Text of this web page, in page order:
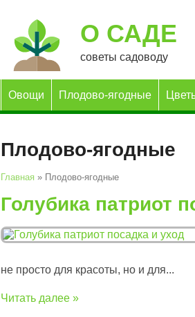
О САДЕ
советы садоводу
Плодово-ягодные
Главная » Плодово-ягодные
Голубика патриот
не просто для красоты, но и для...
Читать далее »
Овощи Плодово-ягодные